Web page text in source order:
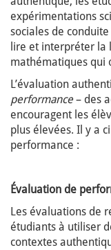
expérimentations
sociales de
lire et interpréter la
mathématiques qui
L’évaluation
performance– des
encouragent les
plus élevées. Il y a
performance :
Évaluation de
Les évaluations de
étudiants à utiliser
contextes